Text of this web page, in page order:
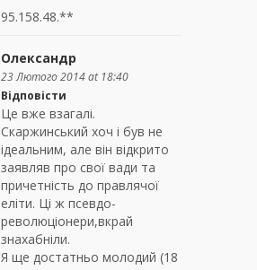
95.158.48.**
Олександр
23 Лютого 2014 at 18:40
Відповісти
Це вже взагалі.
Скаржинський хоч і був не
ідеальним, але він відкрито
заявляв про свої вади та
причетність до правлячої
еліти. Ці ж псевдо-
революціонери,вкрай
знахабніли.
Я ще достатньо молодий (18